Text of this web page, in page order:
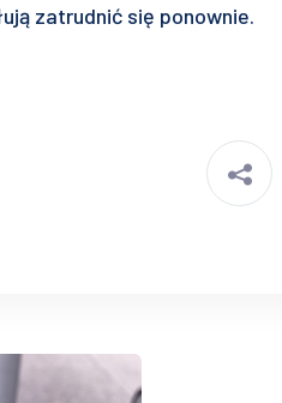
zatrudnić się ponownie.